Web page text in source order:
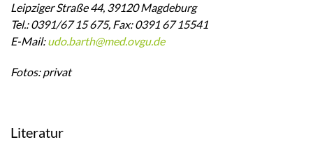
Leipziger Straße 44, 39120 Magdeburg
Tel.: 0391/67 15 675, Fax: 0391 67 15541
E-Mail:udo.barth@med.ovgu.de
Fotos: privat
Literatur